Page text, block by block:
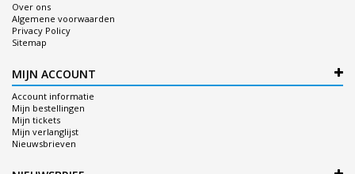
Over ons
Algemene voorwaarden
Privacy Policy
Sitemap
MIJN ACCOUNT
Account informatie
Mijn bestellingen
Mijn tickets
Mijn verlanglijst
Nieuwsbrieven